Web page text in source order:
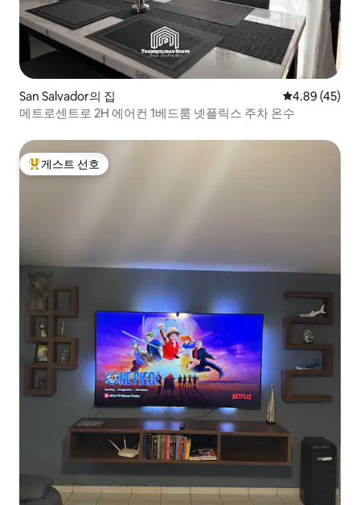
San Salvador의 집 평점 4.89점(5
4.89 (45)
메트로센트로 2H 에어컨 1베드룸 넷플릭스 주차 온수
상위 게스트 선호
게스트 선호